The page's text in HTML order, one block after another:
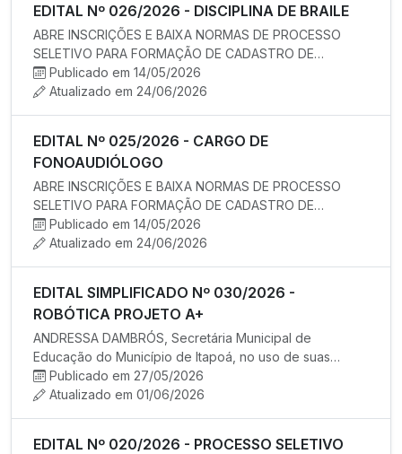
EDITAL Nº 026/2026 - DISCIPLINA DE BRAILE
ABRE INSCRIÇÕES E BAIXA NORMAS DE PROCESSO
SELETIVO PARA FORMAÇÃO DE CADASTRO DE
RESERVA PARA EVENTUAL CONTRATAÇÃO TEMPO…
Publicado em 14/05/2026
Atualizado em 24/06/2026
EDITAL Nº 025/2026 - CARGO DE
FONOAUDIÓLOGO
ABRE INSCRIÇÕES E BAIXA NORMAS DE PROCESSO
SELETIVO PARA FORMAÇÃO DE CADASTRO DE
RESERVA PARA EVENTUAL CONTRATAÇÃO TEMPO…
Publicado em 14/05/2026
Atualizado em 24/06/2026
EDITAL SIMPLIFICADO Nº 030/2026 -
ROBÓTICA PROJETO A+
ANDRESSA DAMBRÓS, Secretária Municipal de
Educação do Município de Itapoá, no uso de suas
atribuições legais, torna públ…
Publicado em 27/05/2026
Atualizado em 01/06/2026
EDITAL Nº 020/2026 - PROCESSO SELETIVO